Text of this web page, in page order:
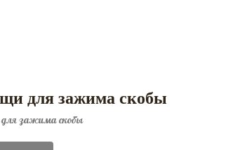
для зажима скобы
зажима скобы